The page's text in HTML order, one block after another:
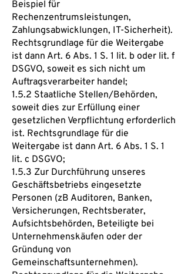
Beispiel für
Rechenzentrumsleistungen,
Zahlungsabwicklungen, IT-Sicherheit).
Rechtsgrundlage für die Weitergabe
ist dann Art. 6 Abs. 1 S. 1 lit. b oder lit. f
DSGVO, soweit es sich nicht um
Auftragsverarbeiter handel;
1.5.2 Staatliche Stellen/Behörden,
soweit dies zur Erfüllung einer
gesetzlichen Verpflichtung erforderlich
ist. Rechtsgrundlage für die
Weitergabe ist dann Art. 6 Abs. 1 S. 1
lit. c DSGVO;
1.5.3 Zur Durchführung unseres
Geschäftsbetriebs eingesetzte
Personen (zB Auditoren, Banken,
Versicherungen, Rechtsberater,
Aufsichtsbehörden, Beteiligte bei
Unternehmenskäufen oder der
Gründung von
Gemeinschaftsunternehmen).